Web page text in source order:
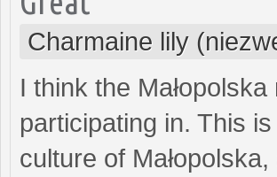
Charmaine lily
I think the
participating in. This
culture of